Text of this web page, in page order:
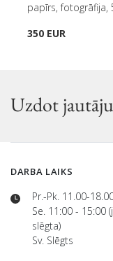
papīrs, fotogrāfija,
350 EUR
Uzdot
DARBA LAIKS
Pr.-Pk. 11.00-
Se. 11:00 - 15:00
slēgta)
Sv. Slēgts